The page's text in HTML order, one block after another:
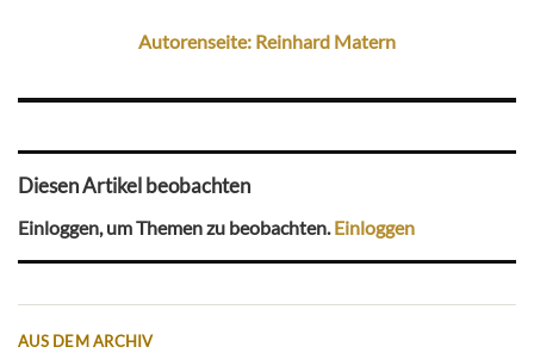
Autorenseite: Reinhard Matern
Diesen Artikel beobachten
Einloggen, um Themen zu beobachten.Einloggen
AUS DEM ARCHIV